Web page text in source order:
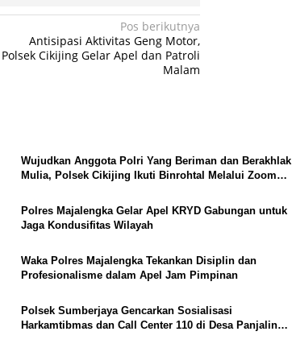
Pos berikutnya
Antisipasi Aktivitas Geng Motor,
Polsek Cikijing Gelar Apel dan Patroli
Malam
Wujudkan Anggota Polri Yang Beriman dan Berakhlak
Mulia, Polsek Cikijing Ikuti Binrohtal Melalui Zoom
Polres Majalengka Gelar Apel KRYD Gabungan untuk
Jaga Kondusifitas Wilayah
Waka Polres Majalengka Tekankan Disiplin dan
Profesionalisme dalam Apel Jam Pimpinan
Polsek Sumberjaya Gencarkan Sosialisasi
Harkamtibmas dan Call Center 110 di Desa Panjalin